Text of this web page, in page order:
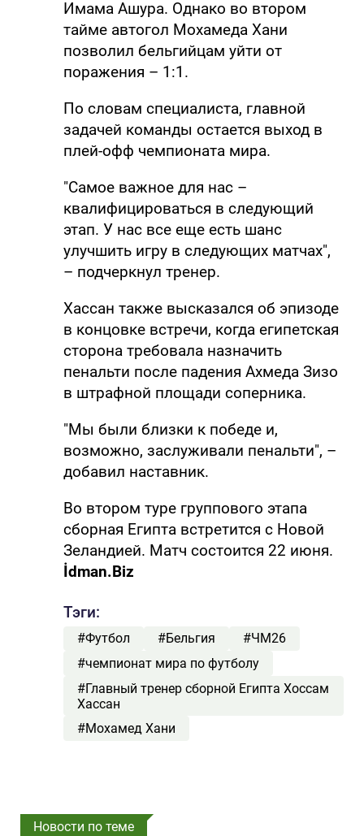
Имама Ашура. Однако во втором
тайме автогол Мохамеда Хани
позволил бельгийцам уйти от
поражения – 1:1.
По словам специалиста, главной
задачей команды остается выход в
плей-офф чемпионата мира.
"Самое важное для нас –
квалифицироваться в следующий
этап. У нас все еще есть шанс
улучшить игру в следующих матчах",
– подчеркнул тренер.
Хассан также высказался об эпизоде
в концовке встречи, когда египетская
сторона требовала назначить
пенальти после падения Ахмеда Зизо
в штрафной площади соперника.
"Мы были близки к победе и,
возможно, заслуживали пенальти", –
добавил наставник.
Во втором туре группового этапа
сборная Египта встретится с Новой
Зеландией. Матч состоится 22 июня.
İdman.Biz
Тэги:
#Футбол #Бельгия
#ЧМ26
#чемпионат мира по футболу
#Главный тренер сборной Египта Хоссам
Хассан
#Мохамед Хани
Новости по теме